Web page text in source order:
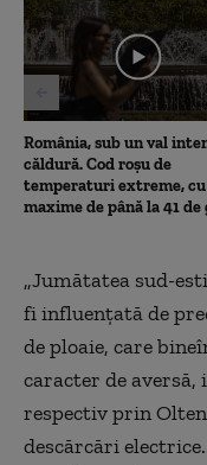
minutes,
16
seconds
România, sub un val
căldură. Cod roșu de
temperaturi extreme, cu
maxime de până la 41 de
„Jumătatea sud-
fi influențată de
de ploaie, care
caracter de
respectiv prin
descărcări